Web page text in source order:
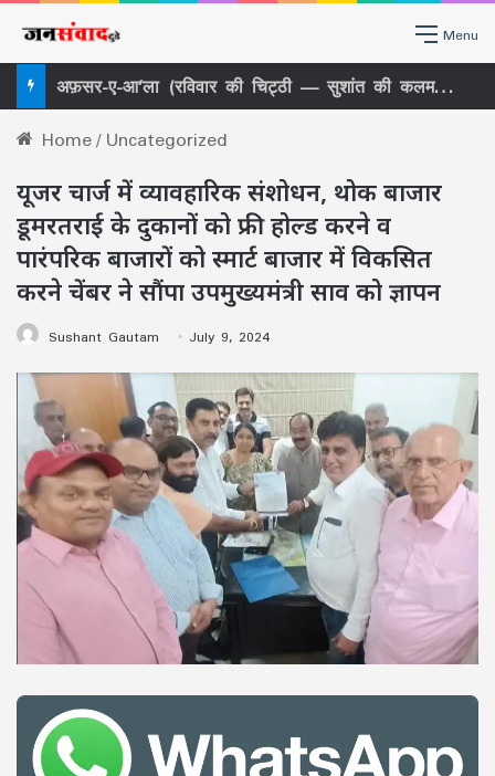
Menu
अफ़सर-ए-आ’ला (रविवार की चिट्ठी — सुशांत की कलम से)
Home/Uncategorized
यूजर चार्ज में व्यावहारिक संशोधन, थोक बाजार
डूमरतराई के दुकानों को फ्री होल्ड करने व
पारंपरिक बाजारों को स्मार्ट बाजार में विकसित
करने चेंबर ने सौंपा उपमुख्यमंत्री साव को ज्ञापन
Sushant Gautam July 9, 2024